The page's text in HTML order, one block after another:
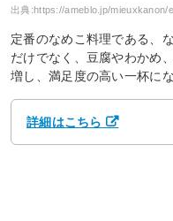
出典: https://ameblo.jp/mieuxkanon/
定番のなめこ料理である、
だけでなく、豆腐やわかめ
増し、満足度の高い一杯にな
詳細はこちら